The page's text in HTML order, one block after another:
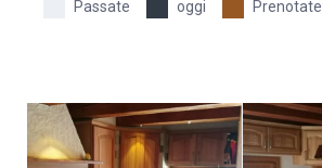
Passate oggi Prenotate